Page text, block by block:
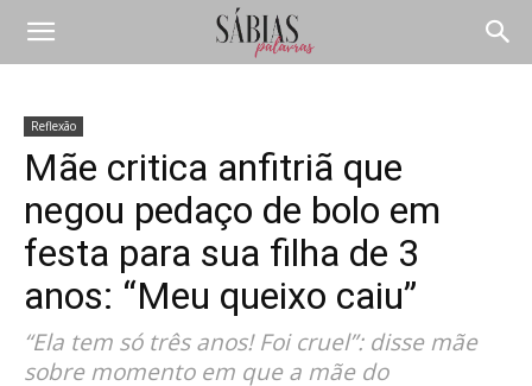
Reflexão
Mãe critica anfitriã que
negou pedaço de bolo em
festa para sua filha de 3
anos: “Meu queixo caiu”
“Ela tem só três anos! Foi cruel”: disse mãe
sobre momento em que a mãe do